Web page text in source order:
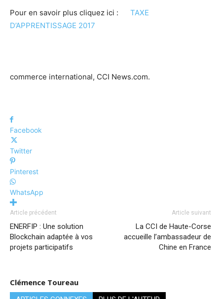
Pour en savoir plus cliquez ici : TAXE
D’APPRENTISSAGE 2017
commerce international, CCI News.com.
Facebook
Twitter
Pinterest
WhatsApp
Article précédent
ENERFIP : Une solution
Blockchain adaptée à vos
projets participatifs
Article suivant
La CCI de Haute-Corse
accueille l’ambassadeur de
Chine en France
Clémence Toureau